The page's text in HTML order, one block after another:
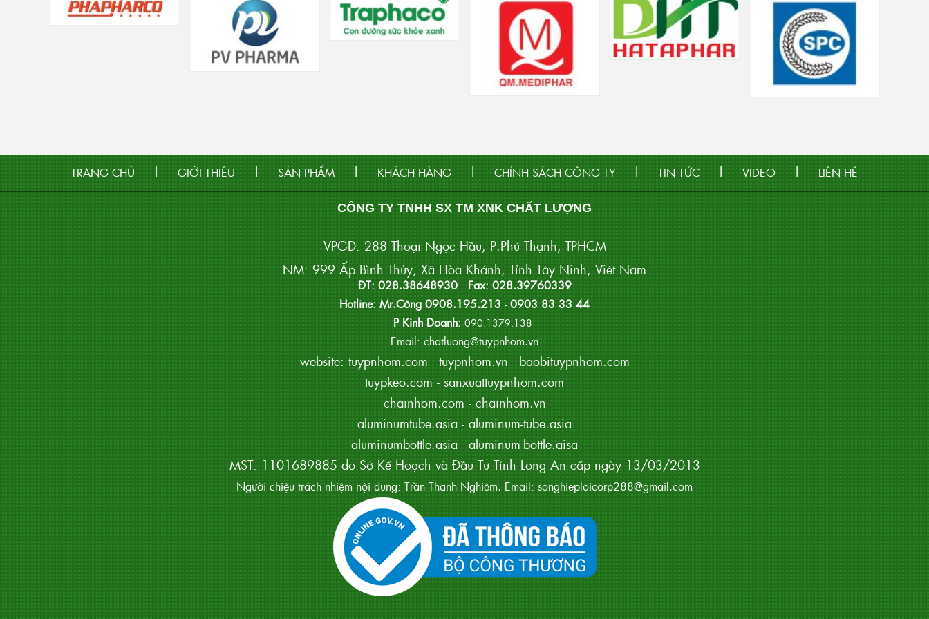
TRANG CHỦ | GIỚI THIỆU | SẢN PHẨM | KHÁCH HÀNG | CHÍNH SÁCH CÔNG TY | TIN TỨC | VIDEO | LIÊN HỆ
CÔNG TY TNHH SX TM XNK CHẤT LƯỢNG
VPGD: 288 Thoại Ngọc Hầu, P.Phú Thạnh, TPHCM
NM: 999 Ấp Bình Thủy, Xã Hòa Khánh, Tỉnh Tây Ninh, Việt Nam
ĐT: 028.38648930 Fax: 028.39760339
Hotline: Mr.Công 0908.195.213 - 0903 83 33 44
P Kinh Doanh: 090.1379.138
Email: chatluong@tuypnhom.vn
website: tuypnhom.com - tuypnhom.vn - baobituypnhom.com
tuypkeo.com - sanxuattuypnhom.com
chainhom.com - chainhom.vn
aluminumtube.asia - aluminum-tube.asia
aluminumbottle.asia - aluminum-bottle.aisa
MST: 1101689885 do Sở Kế Hoạch và Đầu Tư Tỉnh Long An cấp ngày 13/03/2013
Người chiệu trách nhiệm nội dung: Trần Thanh Nghiêm. Email: songhieploicorp288@gmail.com